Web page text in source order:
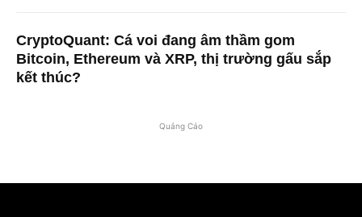
CryptoQuant: Cá voi đang âm thầm gom
Bitcoin, Ethereum và XRP, thị trường gấu sắp
kết thúc?
Quảng Cáo